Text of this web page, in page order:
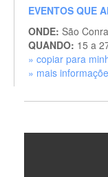
EVENTOS QUE
ONDE: São
QUANDO: 15 a
» copiar para
» mais